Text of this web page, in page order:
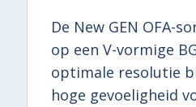
De New GEN OFA-
op een V-vormige
optimale resolutie
hoge gevoeligheid